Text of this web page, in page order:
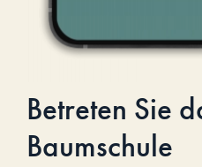
Betreten Sie
Baumschule